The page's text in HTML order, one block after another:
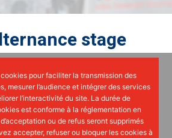
stage
pour faciliter la transmission des
mesurer l’audience et intégrer des services
l’interactivité du site. La durée de
est conforme à la réglementation en
ou de refus seront supprimés
accepter, refuser ou bloquer les cookies à